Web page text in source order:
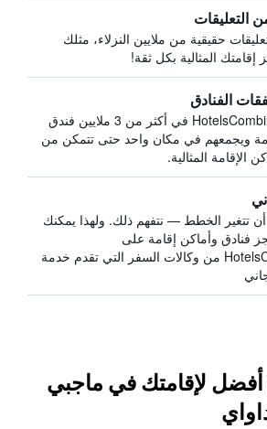
التعليقات
حقيقية من ملايين النزلاء، مثلك
إقامتك المثالية بكل ثقة!
الفنادق
يبحث HotelsCombined في أكثر من 3 ملايين فندق
ويجمعهم في مكان واحد حتى تتمكن من
الإقامة المثالية.
أن تتغير الخطط — نتفهم ذلك. ولهذا يمكنك
فنادق وأماكن إقامة على
HotelsCombined من وكالات السفر التي تقدم خدمة
أفضل لإقامتك في ماجبي